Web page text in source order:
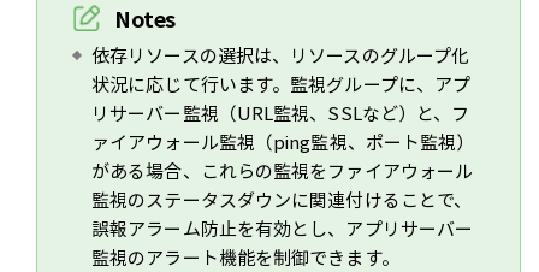
Notes
依存リソースの選択は、リソースのグループ化
状況に応じて行います。監視グループに、アプ
リサーバー監視（URL監視、SSLなど）と、フ
ァイアウォール監視（ping監視、ポート監視）
がある場合、これらの監視をファイアウォール
監視のステータスダウンに関連付けることで、
誤報アラーム防止を有効とし、アプリサーバー
監視のアラート機能を制御できます。